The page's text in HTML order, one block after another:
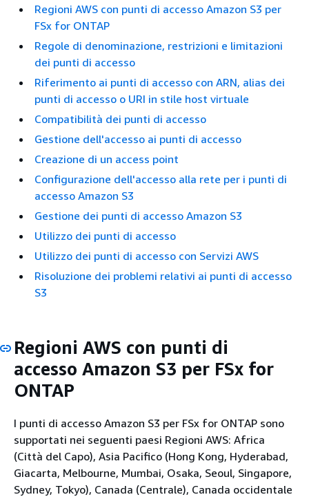
Regioni AWS con punti di accesso Amazon S3 per
FSx for ONTAP
Regole di denominazione, restrizioni e limitazioni
dei punti di accesso
Riferimento ai punti di accesso con ARN, alias dei
punti di accesso o URI in stile host virtuale
Compatibilità dei punti di accesso
Gestione dell'accesso ai punti di accesso
Creazione di un access point
Configurazione dell'accesso alla rete per i punti di
accesso Amazon S3
Gestione dei punti di accesso Amazon S3
Utilizzo dei punti di accesso
Utilizzo dei punti di accesso con Servizi AWS
Risoluzione dei problemi relativi ai punti di accesso
S3
Regioni AWS con punti di
accesso Amazon S3 per FSx for
ONTAP
I punti di accesso Amazon S3 per FSx for ONTAP sono
supportati nei seguenti paesi Regioni AWS: Africa
(Città del Capo), Asia Pacifico (Hong Kong, Hyderabad,
Giacarta, Melbourne, Mumbai, Osaka, Seoul, Singapore,
Sydney, Tokyo), Canada (Centrale), Canada occidentale